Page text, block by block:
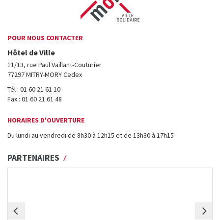
POUR NOUS CONTACTER
Hôtel de Ville
11/13, rue Paul Vaillant-Couturier
77297 MITRY-MORY Cedex
Tél : 01 60 21 61 10
Fax : 01 60 21 61 48
HORAIRES D'OUVERTURE
Du lundi au vendredi de 8h30 à 12h15 et de 13h30 à 17h15
PARTENAIRES